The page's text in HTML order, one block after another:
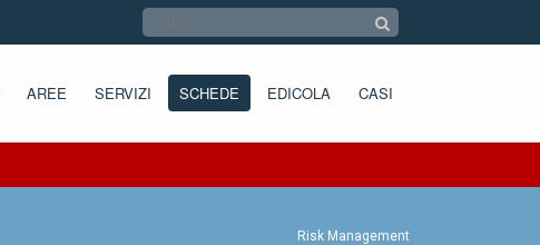
AREE SERVIZI SCHEDE EDICOLA CASI
Risk Management